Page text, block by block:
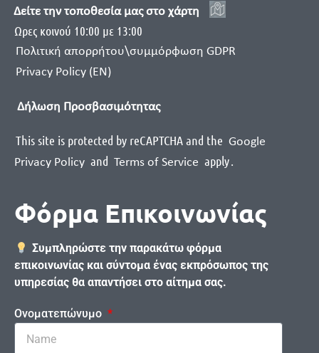
Δείτε την τοποθεσία μας στο χάρτη
Ωρες κοινού 10:00 με 13:00
Πολιτική απορρήτου\συμμόρφωση GDPR
Privacy Policy (EN)
Δήλωση Προσβασιμότητας
This site is protected by reCAPTCHA and the Google
Privacy Policy and Terms of Service apply.
Φόρμα Επικοινωνίας
Συμπληρώστε την παρακάτω φόρμα
επικοινωνίας και σύντομα ένας εκπρόσωπος της
υπηρεσίας θα απαντήσει στο αίτημα σας.
Ονοματεπώνυμο